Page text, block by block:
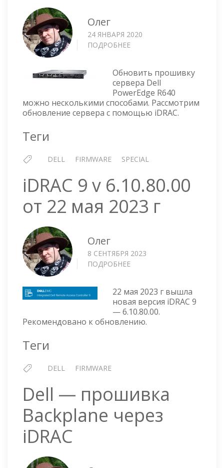
Олег
24 ЯНВАРЯ 2020
ПОДРОБНЕЕ
R640
—
ПРОШИВКА
ЧЕРЕЗ
IDRAC
Обновить прошивку
сервера Dell
PowerEdge R640
можно несколькими способами. Рассмотрим
обновление сервера с помощью iDRAC.
Теги
DELL FIRMWARE SPECIAL
iDRAC 9 v 6.10.80.00
от 22 мая 2023 г
Олег
8 СЕНТЯБРЯ 2023
ПОДРОБНЕЕ
V
6.10.80.00
ОТ
22
22 мая 2023 г вышла
новая версия iDRAC 9
— 6.10.80.00.
Рекомендовано к обновлению.
Теги
DELL FIRMWARE
Dell — прошивка
Backplane через
iDRAC